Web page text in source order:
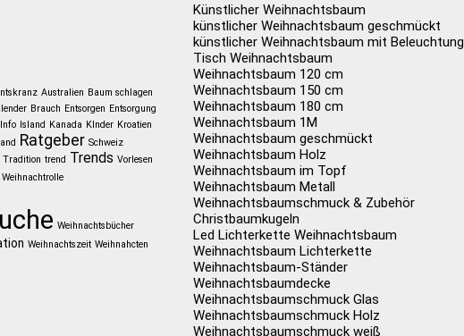
Australien Baum schlagen
Brauch Entsorgen Entsorgung
Info Island Kanada KInder Kroatien
Ratgeber Schweiz
Tradition trend Trends Vorlesen
Weihnachtrolle
Weihnachtsbücher
Weihnachtszeit Weihnahcten
Künstlicher Weihnachtsbaum
künstlicher Weihnachtsbaum geschmückt
künstlicher Weihnachtsbaum mit Beleuchtung
Tisch Weihnachtsbaum
Weihnachtsbaum 120 cm
Weihnachtsbaum 150 cm
Weihnachtsbaum 180 cm
Weihnachtsbaum 1M
Weihnachtsbaum geschmückt
Weihnachtsbaum Holz
Weihnachtsbaum im Topf
Weihnachtsbaum Metall
Weihnachtsbaumschmuck & Zubehör
Christbaumkugeln
Led Lichterkette Weihnachtsbaum
Weihnachtsbaum Lichterkette
Weihnachtsbaum-Ständer
Weihnachtsbaumdecke
Weihnachtsbaumschmuck Glas
Weihnachtsbaumschmuck Holz
Weihnachtsbaumschmuck weiß